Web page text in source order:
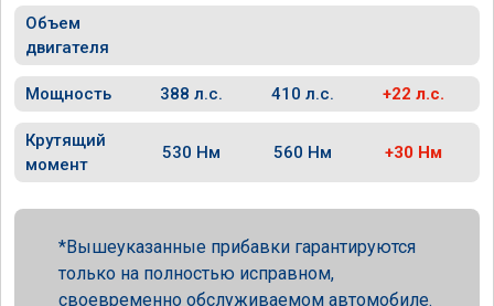
Объем
двигателя
Мощность 388 л.с. 410 л.с. +22 л.с.
Крутящий
момент
530 Нм 560 Нм +30 Нм
Вышеуказанные прибавки гарантируются
только на полностью исправном,
своевременно обслуживаемом автомобиле.